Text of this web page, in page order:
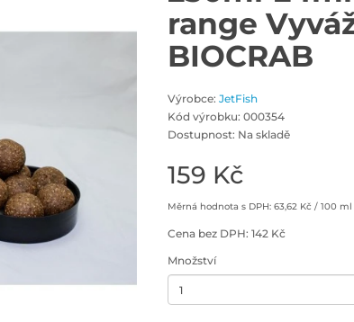
range
BIOCRAB
Výrobce:JetFish
Kód výrobku: 000354
Dostupnost: Na skladě
159 Kč
Měrná hodnota s DPH: 63,62 Kč / 100 ml
Cena bez DPH: 142 Kč
Množství